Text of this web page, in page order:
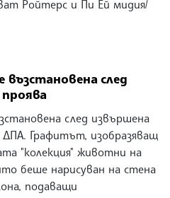
Ройтерс и Пи Ей мидия/
възстановена след
след извършена
ДПА. Графитът, изобразяващ
"колекция" животни на
беше нарисуван на стена
подаващи